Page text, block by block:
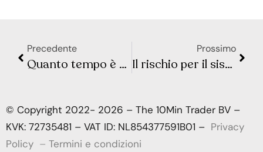
Precedente
Quanto tempo è necessario per raddoppiare i soldi con gli investimenti?
Prossimo
Il rischio per il sistema finanziario derivante dai derivati valutari
© Copyright 2022- 2026 – The 10Min Trader BV –
KVK: 72735481 – VAT ID: NL854377591B01 – Privacy
Policy – Termini e condizioni